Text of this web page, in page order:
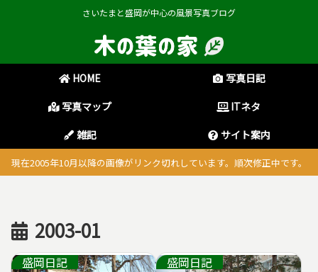
さいたまと盛岡が中心の風景写真ブログ
HOME
写真日記
写真マップ
ITネタ
雑記
サイト案内
現在2005年10月以降の画像がリンク切れしています。順次修正中です。
2003-01
盛岡日記 盛岡日記